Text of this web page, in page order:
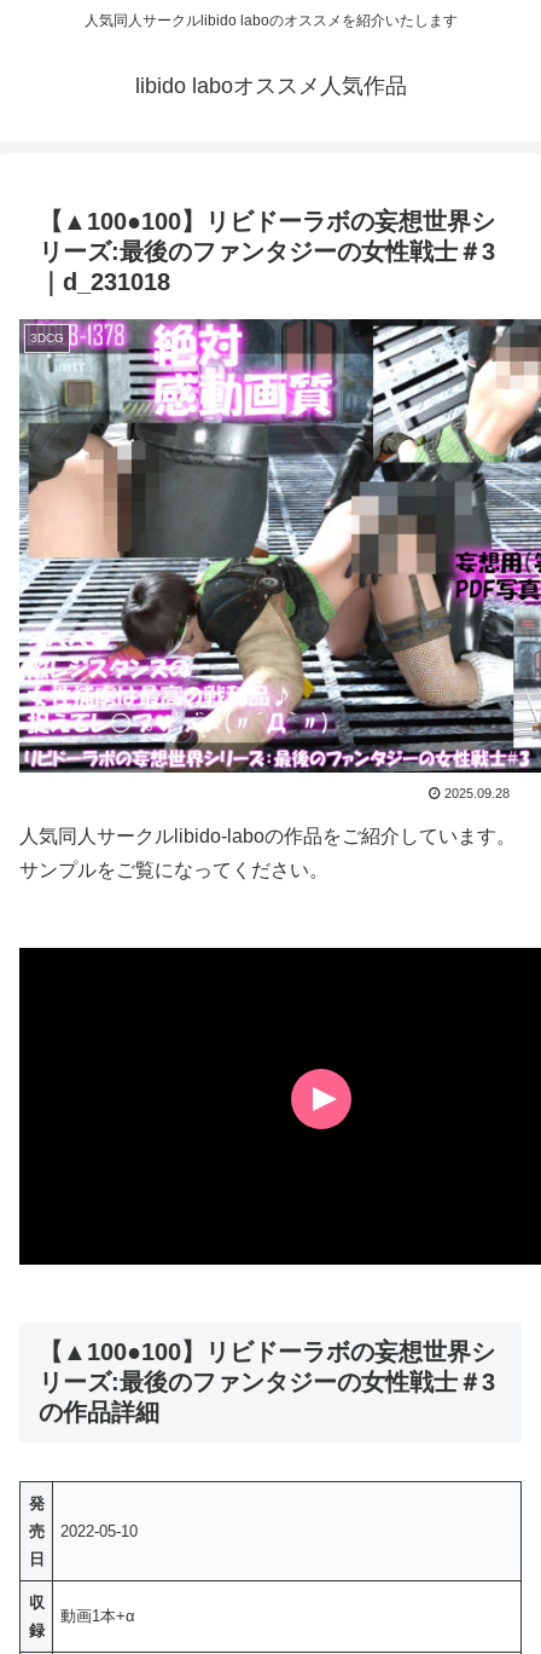
人気同人サークルlibido laboのオススメを紹介いたします
libido laboオススメ人気作品
【▲100●100】リビドーラボの妄想世界シ
リーズ:最後のファンタジーの女性戦士＃3
｜d_231018
3DCG
2025.09.28
人気同人サークルlibido-laboの作品をご紹介しています。
サンプルをご覧になってください。
【▲100●100】リビドーラボの妄想世界シ
リーズ:最後のファンタジーの女性戦士＃3
の作品詳細
発
売
日
2022-05-10
収
録
動画1本+α